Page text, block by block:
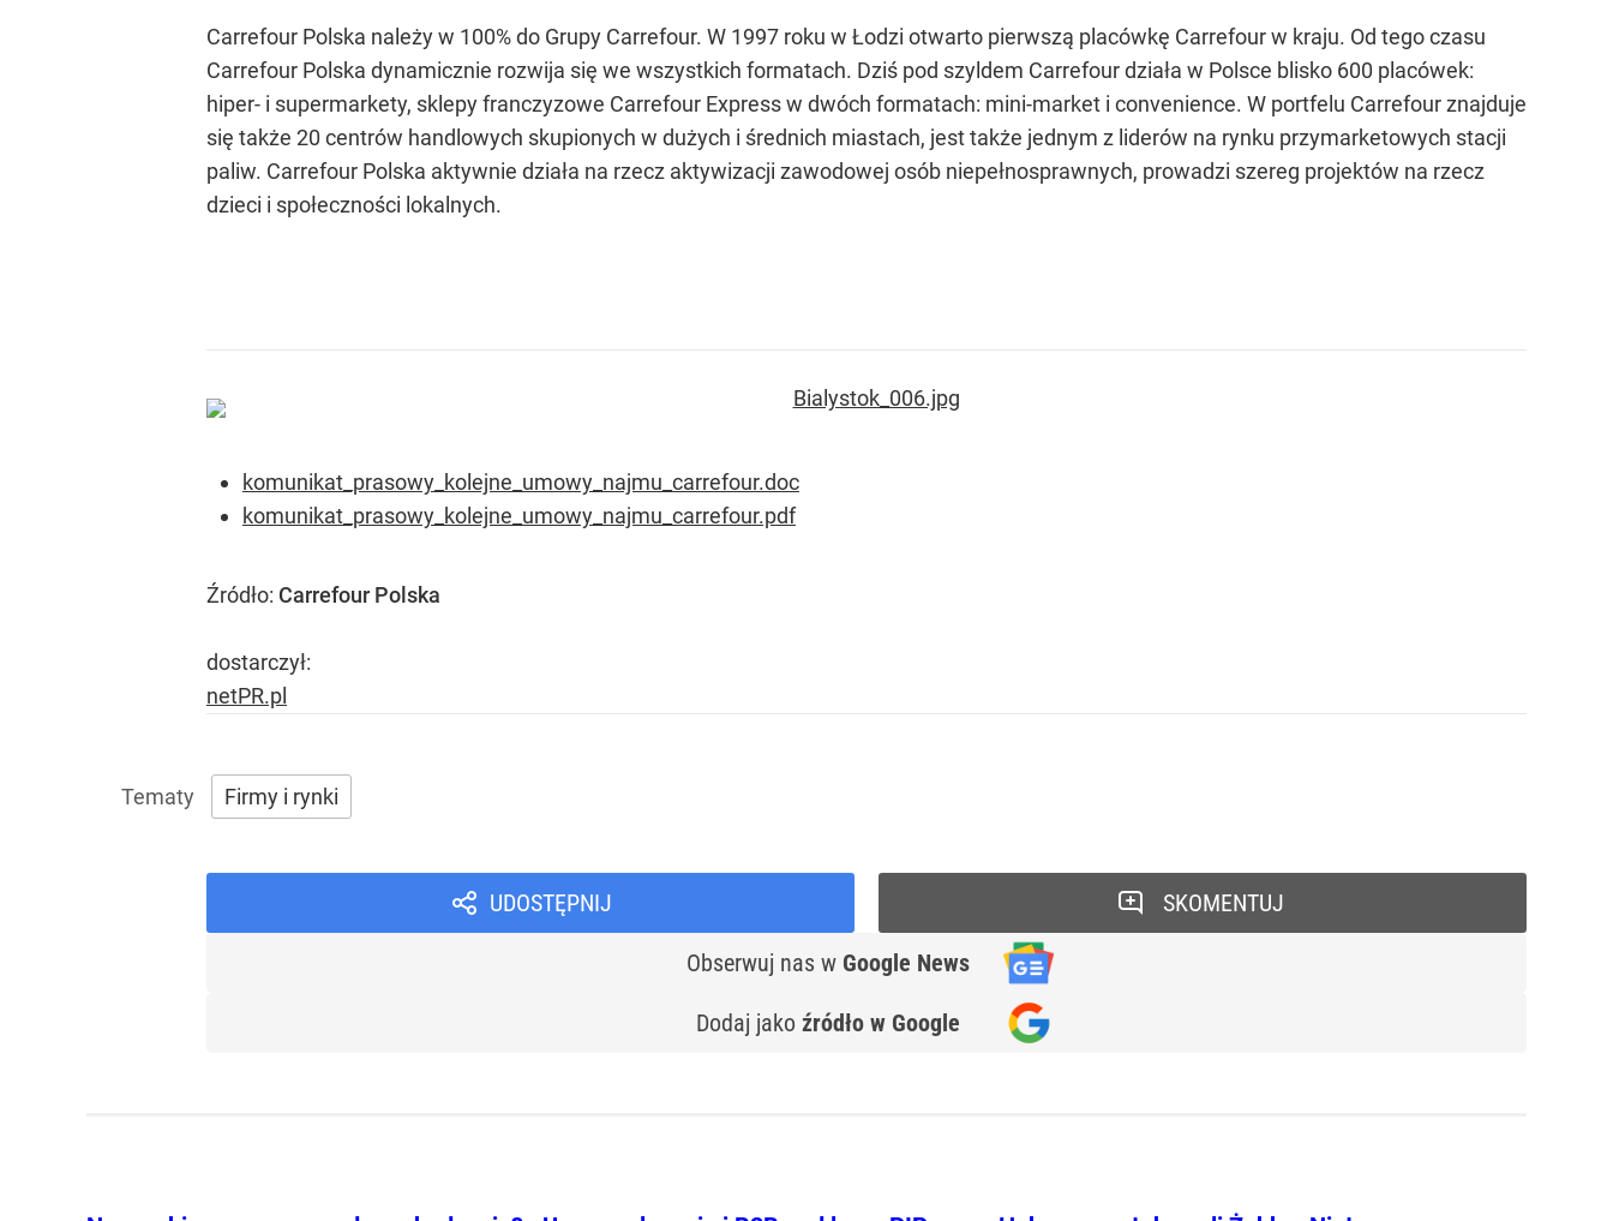
Carrefour Polska należy w 100% do Grupy Carrefour. W 1997 roku w Łodzi otwarto pierwszą placówkę Carrefour w kraju. Od tego czasu
Carrefour Polska dynamicznie rozwija się we wszystkich formatach. Dziś pod szyldem Carrefour działa w Polsce blisko 600 placówek:
hiper- i supermarkety, sklepy franczyzowe Carrefour Express w dwóch formatach: mini-market i convenience. W portfelu Carrefour znajduje
się także 20 centrów handlowych skupionych w dużych i średnich miastach, jest także jednym z liderów na rynku przymarketowych stacji
paliw. Carrefour Polska aktywnie działa na rzecz aktywizacji zawodowej osób niepełnosprawnych, prowadzi szereg projektów na rzecz
dzieci i społeczności lokalnych.
komunikat_prasowy_kolejne_umowy_najmu_carrefour.doc
komunikat_prasowy_kolejne_umowy_najmu_carrefour.pdf
Źródło: Carrefour Polska
dostarczył:
netPR.pl
Firmy i rynki
UDOSTĘPNIJ
Obserwuj nas w Google News
Dodaj jako źródło w Google
SKOMENTUJ